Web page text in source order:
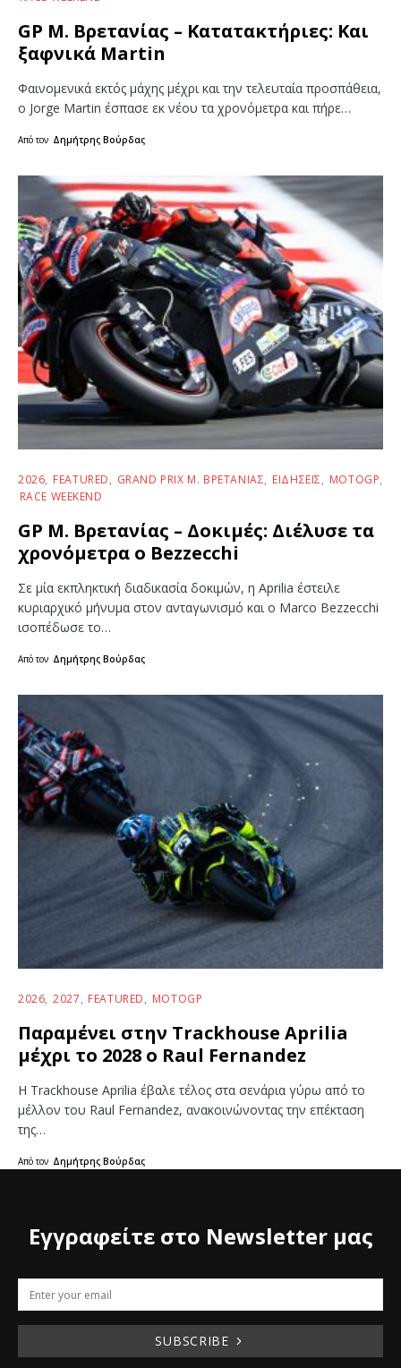
GP Μ. Βρετανίας – Κατατακτήριες: Και
ξαφνικά Martin
Φαινομενικά εκτός μάχης μέχρι και την τελευταία προσπάθεια,
ο Jorge Martin έσπασε εκ νέου τα χρονόμετρα και πήρε…
Από τον Δημήτρης Βούρδας
2026 FEATURED GRAND PRIX Μ. ΒΡΕΤΑΝΊΑΣ ΕΙΔΉΣΕΙΣ
MOTOGP
RACE WEEKEND
GP Μ. Βρετανίας – Δοκιμές: Διέλυσε τα
χρονόμετρα ο Bezzecchi
Σε μία εκπληκτική διαδικασία δοκιμών, η Aprilia έστειλε
κυριαρχικό μήνυμα στον ανταγωνισμό και ο Marco Bezzecchi
ισοπέδωσε το…
Από τον Δημήτρης Βούρδας
2026 2027 FEATURED MOTOGP
Παραμένει στην Trackhouse Aprilia
μέχρι το 2028 ο Raul Fernandez
Η Trackhouse Aprilia έβαλε τέλος στα σενάρια γύρω από το
μέλλον του Raul Fernandez, ανακοινώνοντας την επέκταση
της…
Από τον Δημήτρης Βούρδας
Εγγραφείτε στο Newsletter μας
SUBSCRIBE